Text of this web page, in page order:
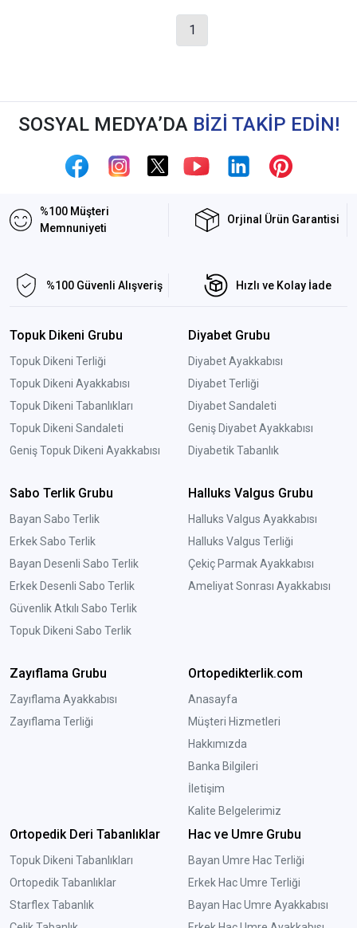
1
SOSYAL MEDYA’DA BİZİ TAKİP EDİN!
%100 Müşteri
Memnuniyeti
Orjinal Ürün Garantisi
%100 Güvenli Alışveriş Hızlı ve Kolay İade
Topuk Dikeni Grubu
Topuk Dikeni Terliği
Topuk Dikeni Ayakkabısı
Topuk Dikeni Tabanlıkları
Topuk Dikeni Sandaleti
Geniş Topuk Dikeni Ayakkabısı
Diyabet Grubu
Diyabet Ayakkabısı
Diyabet Terliği
Diyabet Sandaleti
Geniş Diyabet Ayakkabısı
Diyabetik Tabanlık
Sabo Terlik Grubu
Bayan Sabo Terlik
Erkek Sabo Terlik
Bayan Desenli Sabo Terlik
Erkek Desenli Sabo Terlik
Güvenlik Atkılı Sabo Terlik
Topuk Dikeni Sabo Terlik
Halluks Valgus Grubu
Halluks Valgus Ayakkabısı
Halluks Valgus Terliği
Çekiç Parmak Ayakkabısı
Ameliyat Sonrası Ayakkabısı
Zayıflama Grubu
Zayıflama Ayakkabısı
Zayıflama Terliği
Ortopedikterlik.com
Anasayfa
Müşteri Hizmetleri
Hakkımızda
Banka Bilgileri
İletişim
Kalite Belgelerimiz
Ortopedik Deri Tabanlıklar
Topuk Dikeni Tabanlıkları
Ortopedik Tabanlıklar
Starflex Tabanlık
Hac ve Umre Grubu
Bayan Umre Hac Terliği
Erkek Hac Umre Terliği
Bayan Hac Umre Ayakkabısı